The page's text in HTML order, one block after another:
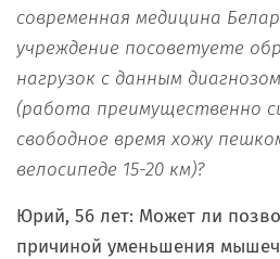
современная медицина
учреждение посоветуете
нагрузок с данным
(работа преимущественно
свободное время хожу
велосипеде 15-20 км)?
Юрий, 56 лет: Может ли
причиной уменьшения